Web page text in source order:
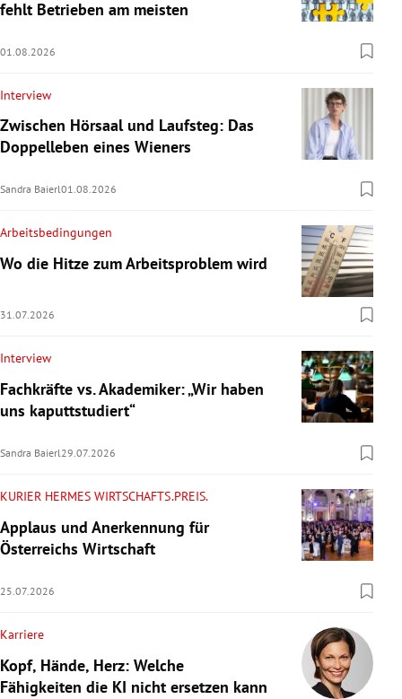
fehlt Betrieben am meisten
01.08.2026
Interview
Zwischen Hörsaal und Laufsteg: Das
Doppelleben eines Wieners
Sandra Baierl01.08.2026
Arbeitsbedingungen
Wo die Hitze zum Arbeitsproblem wird
31.07.2026
Interview
Fachkräfte vs. Akademiker: „Wir haben
uns kaputtstudiert“
Sandra Baierl29.07.2026
KURIER HERMES WIRTSCHAFTS.PREIS.
Applaus und Anerkennung für
Österreichs Wirtschaft
25.07.2026
Karriere
Kopf, Hände, Herz: Welche
Fähigkeiten die KI nicht ersetzen kann